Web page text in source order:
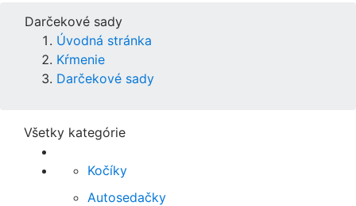
Darčekové sady
Úvodná stránka
Kŕmenie
Darčekové sady
Všetky kategórie
Kočíky
Autosedačky